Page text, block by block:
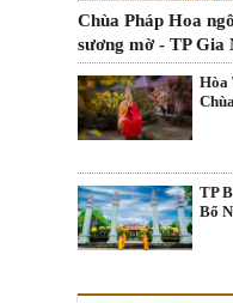
Chùa Pháp Hoa
sương mờ - TP Gia
Hòa
TP
Bổ